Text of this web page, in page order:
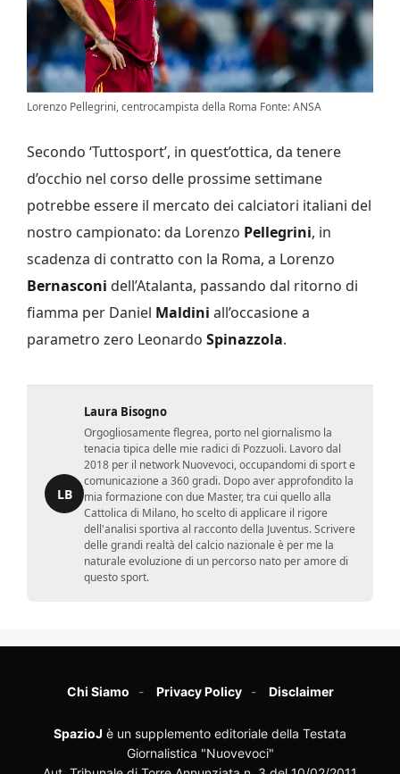
Lorenzo Pellegrini, centrocampista della Roma Fonte: ANSA
Secondo ‘Tuttosport’, in quest’ottica, da tenere
d’occhio nel corso delle prossime settimane
potrebbe essere il mercato dei calciatori italiani del
nostro campionato: da Lorenzo Pellegrini, in
scadenza di contratto con la Roma, a Lorenzo
Bernasconi dell’Atalanta, passando dal ritorno di
fiamma per Daniel Maldini all’occasione a
parametro zero Leonardo Spinazzola.
LB
Laura Bisogno
Orgogliosamente flegrea, porto nel giornalismo la
tenacia tipica delle mie radici di Pozzuoli. Lavoro dal
2018 per il network Nuovevoci, occupandomi di sport e
comunicazione a 360 gradi. Dopo aver approfondito la
mia formazione con due Master, tra cui quello alla
Cattolica di Milano, ho scelto di applicare il rigore
dell'analisi sportiva al racconto della Juventus. Scrivere
delle grandi realtà del calcio nazionale è per me la
naturale evoluzione di un percorso nato per amore di
questo sport.
Chi Siamo Privacy Policy Disclaimer
SpazioJ è un supplemento editoriale della Testata
Giornalistica "Nuovevoci"